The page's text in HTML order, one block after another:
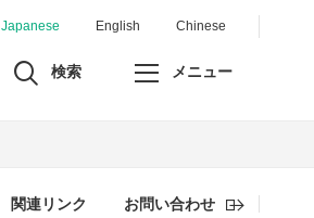
Japanese English Chinese
検索 メニュー
関連リンク お問い合わせ